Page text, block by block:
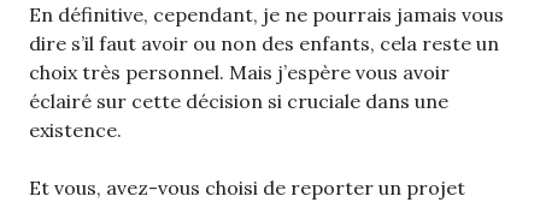
En définitive, cependant, je ne pourrais jamais vous
dire s’il faut avoir ou non des enfants, cela reste un
choix très personnel. Mais j’espère vous avoir
éclairé sur cette décision si cruciale dans une
existence.
Et vous, avez-vous choisi de reporter un projet